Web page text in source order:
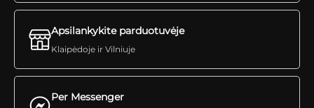
Per Messenger
Apsilankykite parduotuvėje
Klaipėdoje ir Vilniuje